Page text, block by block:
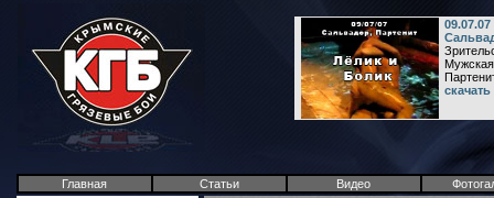
Главная Статьи Видео